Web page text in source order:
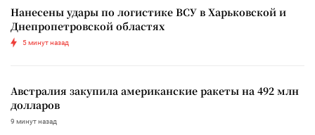
Нанесены удары по логистике ВСУ в Харьковской и
Днепропетровской областях
5 минут назад
Австралия закупила американские ракеты на 492 млн
долларов
9 минут назад